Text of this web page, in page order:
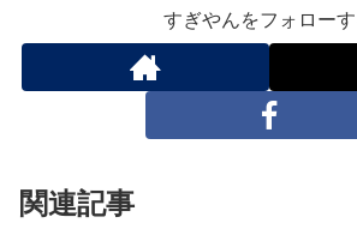
すぎやんをフォローす
関連記事